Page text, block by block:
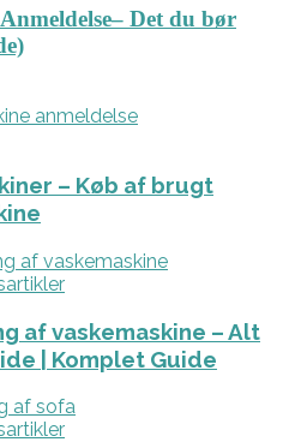
Det du bør
– Køb af brugt
af vaskemaskine – Alt
| Komplet Guide